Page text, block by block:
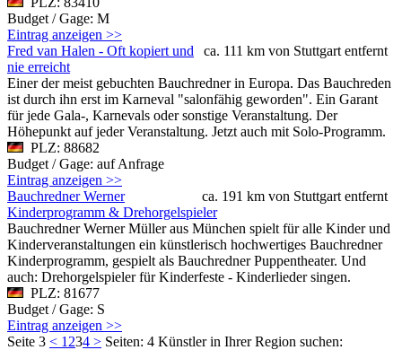
Budget / Gage: M
Eintrag anzeigen >>
ca. 111 km von Stuttgart entfernt
Fred van Halen - Oft kopiert und
nie erreicht
Einer der meist gebuchten Bauchredner in Europa. Das Bauchreden
ist durch ihn erst im Karneval "salonfähig geworden". Ein Garant
für jede Gala-, Karnevals oder sonstige Veranstaltung. Der
Höhepunkt auf jeder Veranstaltung. Jetzt auch mit Solo-Programm.
PLZ: 88682
Budget / Gage: auf Anfrage
Eintrag anzeigen >>
ca. 191 km von Stuttgart entfernt
Bauchredner Werner
Kinderprogramm & Drehorgelspieler
Bauchredner Werner Müller aus München spielt für alle Kinder und
Kinderveranstaltungen ein künstlerisch hochwertiges Bauchredner
Kinderprogramm, gespielt als Bauchredner Puppentheater. Und
auch: Drehorgelspieler für Kinderfeste - Kinderlieder singen.
PLZ: 81677
Budget / Gage: S
Eintrag anzeigen >>
Seite 3 < 1 234 > Seiten: 4 Künstler in Ihrer Region suchen: